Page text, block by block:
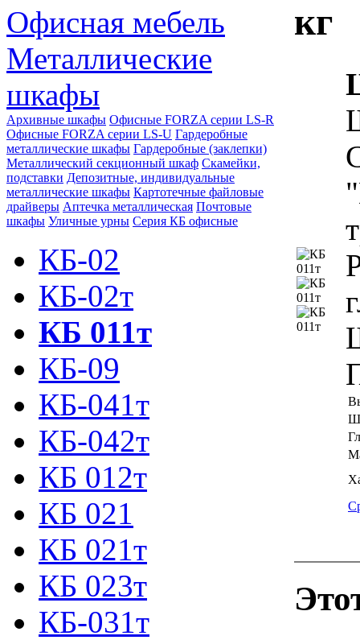
Офисная мебель
Металлические
шкафы
Архивные шкафы Офисные FORZA серии LS-R
Офисные FORZA серии LS-U Гардеробные
металлические шкафы Гардеробные (заклепки)
Металлический секционный шкаф Скамейки,
подставки Депозитные, индивидуальные
металлические шкафы Картотечные файловые
драйверы Аптечка металлическая Почтовые
шкафы Уличные урны Серия КБ офисные
КБ-02
КБ-02т
КБ 011т
КБ-09
КБ-041т
КБ-042т
КБ 012т
КБ 021
КБ 021т
КБ 023т
КБ-031т
кг